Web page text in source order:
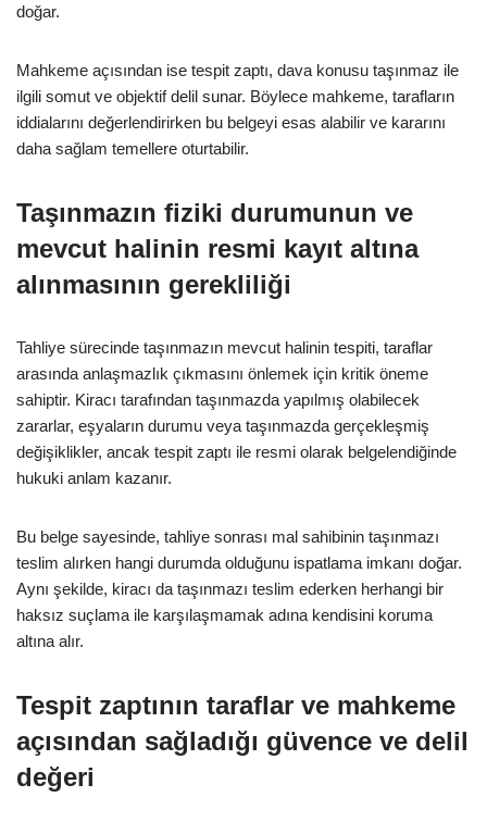
doğar.
Mahkeme açısından ise tespit zaptı, dava konusu taşınmaz ile
ilgili somut ve objektif delil sunar. Böylece mahkeme, tarafların
iddialarını değerlendirirken bu belgeyi esas alabilir ve kararını
daha sağlam temellere oturtabilir.
Taşınmazın fiziki durumunun ve
mevcut halinin resmi kayıt altına
alınmasının gerekliliği
Tahliye sürecinde taşınmazın mevcut halinin tespiti, taraflar
arasında anlaşmazlık çıkmasını önlemek için kritik öneme
sahiptir. Kiracı tarafından taşınmazda yapılmış olabilecek
zararlar, eşyaların durumu veya taşınmazda gerçekleşmiş
değişiklikler, ancak tespit zaptı ile resmi olarak belgelendiğinde
hukuki anlam kazanır.
Bu belge sayesinde, tahliye sonrası mal sahibinin taşınmazı
teslim alırken hangi durumda olduğunu ispatlama imkanı doğar.
Aynı şekilde, kiracı da taşınmazı teslim ederken herhangi bir
haksız suçlama ile karşılaşmamak adına kendisini koruma
altına alır.
Tespit zaptının taraflar ve mahkeme
açısından sağladığı güvence ve delil
değeri